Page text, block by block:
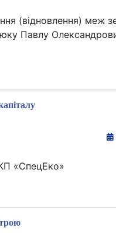
(відновлення) меж
Павлу
«СпецЕко»